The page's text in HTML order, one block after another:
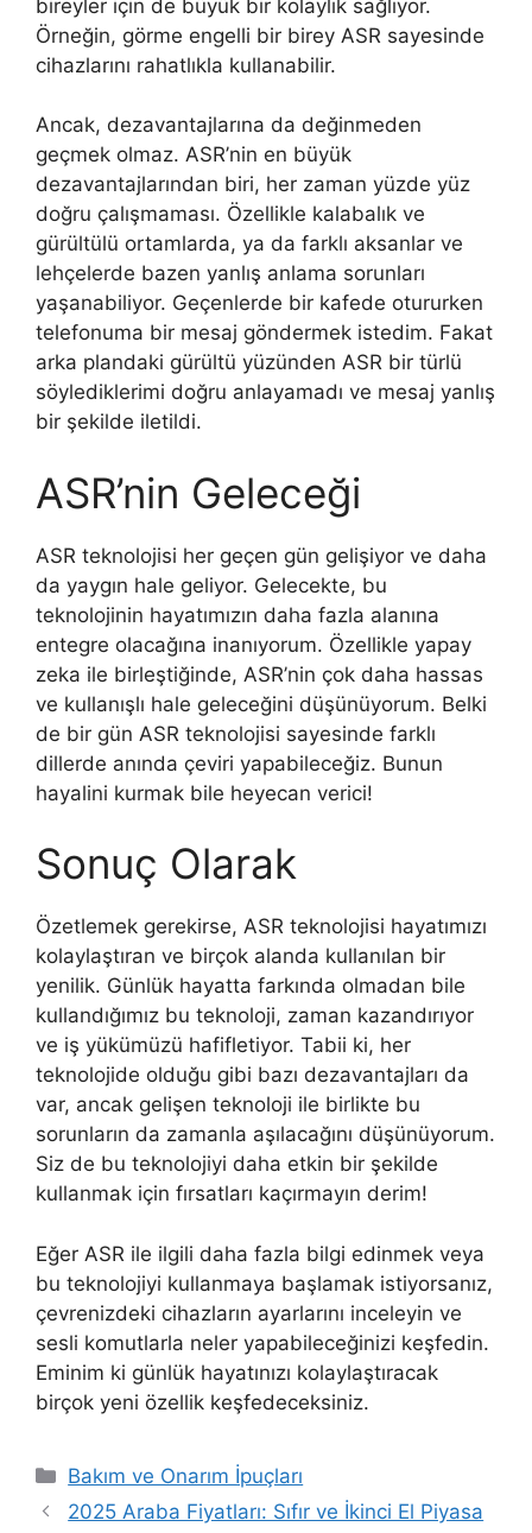
bireyler için de büyük bir kolaylık sağlıyor.
Örneğin, görme engelli bir birey ASR sayesinde
cihazlarını rahatlıkla kullanabilir.
Ancak, dezavantajlarına da değinmeden
geçmek olmaz. ASR’nin en büyük
dezavantajlarından biri, her zaman yüzde yüz
doğru çalışmaması. Özellikle kalabalık ve
gürültülü ortamlarda, ya da farklı aksanlar ve
lehçelerde bazen yanlış anlama sorunları
yaşanabiliyor. Geçenlerde bir kafede otururken
telefonuma bir mesaj göndermek istedim. Fakat
arka plandaki gürültü yüzünden ASR bir türlü
söylediklerimi doğru anlayamadı ve mesaj yanlış
bir şekilde iletildi.
ASR’nin Geleceği
ASR teknolojisi her geçen gün gelişiyor ve daha
da yaygın hale geliyor. Gelecekte, bu
teknolojinin hayatımızın daha fazla alanına
entegre olacağına inanıyorum. Özellikle yapay
zeka ile birleştiğinde, ASR’nin çok daha hassas
ve kullanışlı hale geleceğini düşünüyorum. Belki
de bir gün ASR teknolojisi sayesinde farklı
dillerde anında çeviri yapabileceğiz. Bunun
hayalini kurmak bile heyecan verici!
Sonuç Olarak
Özetlemek gerekirse, ASR teknolojisi hayatımızı
kolaylaştıran ve birçok alanda kullanılan bir
yenilik. Günlük hayatta farkında olmadan bile
kullandığımız bu teknoloji, zaman kazandırıyor
ve iş yükümüzü hafifletiyor. Tabii ki, her
teknolojide olduğu gibi bazı dezavantajları da
var, ancak gelişen teknoloji ile birlikte bu
sorunların da zamanla aşılacağını düşünüyorum.
Siz de bu teknolojiyi daha etkin bir şekilde
kullanmak için fırsatları kaçırmayın derim!
Eğer ASR ile ilgili daha fazla bilgi edinmek veya
bu teknolojiyi kullanmaya başlamak istiyorsanız,
çevrenizdeki cihazların ayarlarını inceleyin ve
sesli komutlarla neler yapabileceğinizi keşfedin.
Eminim ki günlük hayatınızı kolaylaştıracak
birçok yeni özellik keşfedeceksiniz.
Kategoriler
Bakım ve Onarım İpuçları
2025 Araba Fiyatları: Sıfır ve İkinci El Piyasa